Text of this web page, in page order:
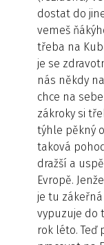
dostat do
vemeš
třeba na
je se
nás někdy
chce na
zákroky si
týhle pěkný
taková
dražší a
Evropě.
je tu
vypuzuje do
rok léto.